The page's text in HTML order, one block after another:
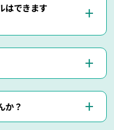
でございます。
きますのでご安心くだ
ませ。
見積りを出せない場合
LINEでのお見積り
。
張お見積り』をご希望
ます。
はできます
でご安心ください。
ないお客様に対して無
はキャンセル料を頂く
ア内でしたら、最短25
か？